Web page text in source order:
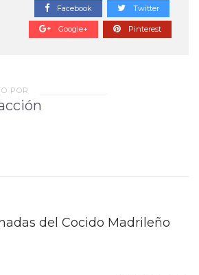
Facebook Twitter
Google+ Pinterest
POR
del Cocido Madrileño